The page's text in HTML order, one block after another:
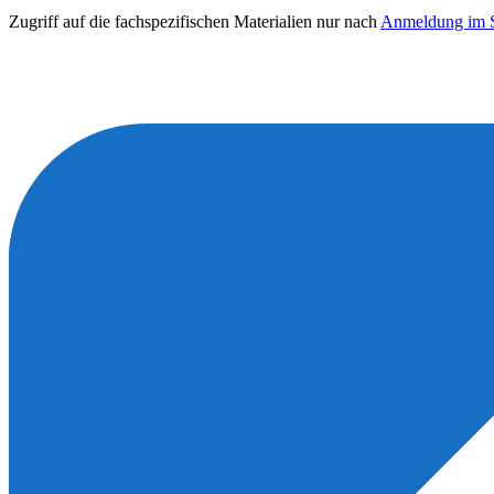
Zugriff auf die fachspezifischen Materialien nur nach Anmeldung im